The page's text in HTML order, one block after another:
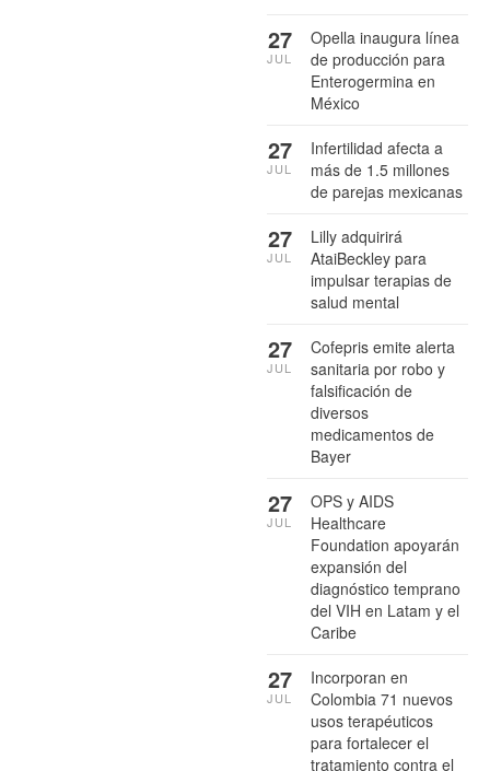
Opella inaugura línea
de producción para
Enterogermina en
México
27
JUL
Infertilidad afecta a
más de 1.5 millones
de parejas mexicanas
27
JUL
Lilly adquirirá
AtaiBeckley para
impulsar terapias de
salud mental
27
JUL
Cofepris emite alerta
sanitaria por robo y
falsificación de
diversos
medicamentos de
Bayer
27
JUL
OPS y AIDS
Healthcare
Foundation apoyarán
expansión del
diagnóstico temprano
del VIH en Latam y el
Caribe
27
JUL
Incorporan en
Colombia 71 nuevos
usos terapéuticos
para fortalecer el
tratamiento contra el
27
JUL